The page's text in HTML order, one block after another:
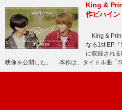
King &
作ビハイン
King &
なる1st EP
に収録され
映像を公開した。 本作は、タイトル曲「